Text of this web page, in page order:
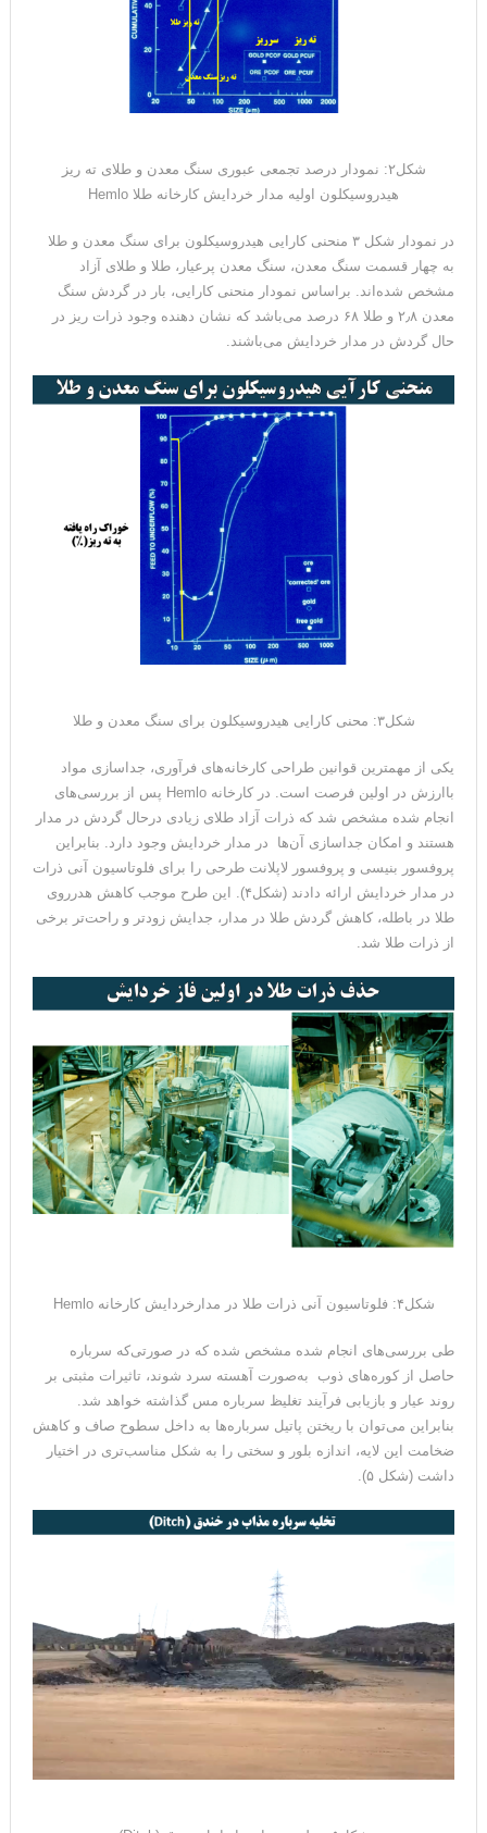
شکل۲: نمودار درصد تجمعی عبوری سنگ معدن و طلای ته ریز
هیدروسیکلون اولیه مدار خردایش کارخانه طلا Hemlo
در نمودار شکل ۳ منحنی کارایی هیدروسیکلون برای سنگ معدن و طلا
به چهار قسمت سنگ معدن، سنگ معدن پرعیار، طلا و طلای آزاد
مشخص شده‌اند. براساس نمودار منحنی کارایی، بار در گردش سنگ
معدن ۲٫۸ و طلا ۶۸ درصد می‌باشد که نشان دهنده وجود ذرات ریز در
حال گردش در مدار خردایش می‌باشند.
شکل۳: محنی کارایی هیدروسیکلون برای سنگ معدن و طلا
یکی از مهمترین قوانین طراحی کارخانه‌های فرآوری، جداسازی مواد
باارزش در اولین فرصت است. در کارخانه Hemlo پس از بررسی‌های
انجام شده مشخص شد که ذرات آزاد طلای زیادی درحال گردش در مدار
هستند و امکان جداسازی آن‌ها در مدار خردایش وجود دارد. بنابراین
پروفسور بنیسی و پروفسور لاپلانت طرحی را برای فلوتاسیون آنی ذرات
در مدار خردایش ارائه دادند (شکل۴). این طرح موجب کاهش هدرروی
طلا در باطله، کاهش گردش طلا در مدار، جدایش زودتر و راحت‌تر برخی
از ذرات طلا شد.
شکل۴: فلوتاسیون آنی ذرات طلا در مدارخردایش کارخانه Hemlo
طی بررسی‌های انجام شده مشخص شده که در صورتی‌که سرباره
حاصل از کوره‌های ذوب به‌صورت آهسته سرد شوند، تاثیرات مثبتی بر
روند عیار و بازیابی فرآیند تغلیظ سرباره‌ مس گذاشته خواهد شد.
بنابراین می‌توان با ریختن پاتیل سرباره‌ها به داخل سطوح صاف و کاهش
ضخامت این لایه، اندازه بلور و سختی را به شکل مناسب‌تری در اختیار
داشت (شکل ۵).